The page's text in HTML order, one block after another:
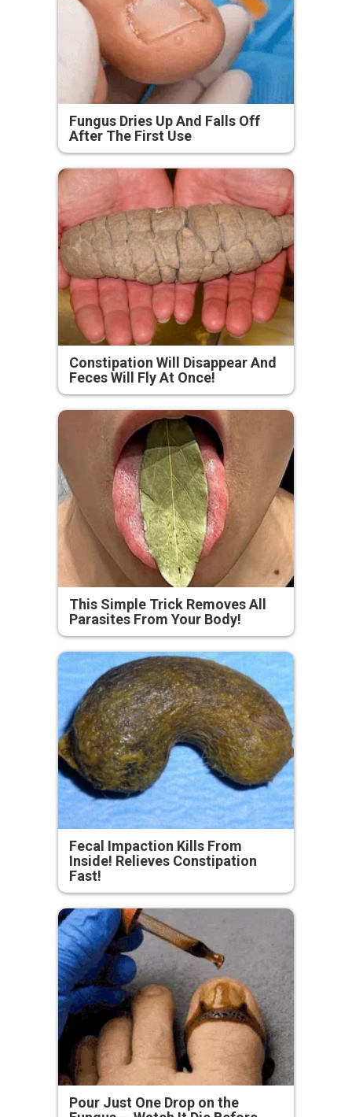
Fungus Dries Up And Falls Off
After The First Use
Constipation Will Disappear And
Feces Will Fly At Once!
This Simple Trick Removes All
Parasites From Your Body!
Fecal Impaction Kills From
Inside! Relieves Constipation
Fast!
Pour Just One Drop on the